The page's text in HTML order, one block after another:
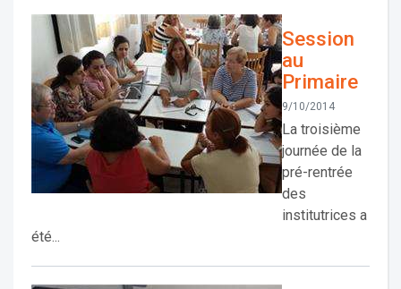
Session
au
Primaire
9/10/2014
La troisième
journée de la
pré-rentrée
des
institutrices a
été...